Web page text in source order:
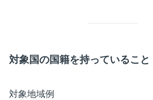
対象国の国籍を持っていること
対象地域例